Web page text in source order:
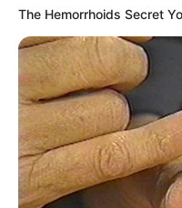
The Hemorrhoids Secret